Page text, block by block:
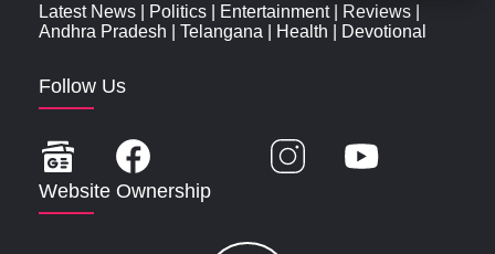
Latest News Politics Entertainment| Reviews
Andhra Pradesh
Telangana Health Devotional
Follow Us
Website Ownership